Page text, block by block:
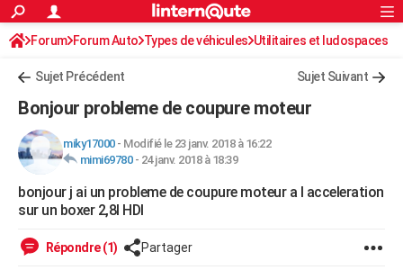
ACTUALITÉS
Politique
Société
Faits Divers
Education
Monde
Villes
+
FINANCE
Retraite
Impôts
Epargne
Immobilier
Risques naturels par ville
Banque
Assurance
Crédit
AUTO
Essais
Réserver un essai
Citadines
Berlines
SUV
Forum auto
+HIGH-TECH
Mobiles
Meilleur smartphone
Internet
Ordinateurs
Jeux vidéo
Guide high-tech
BRICOLAGE
Rechercher
S'inscrire
Connexion
Forum Forum Auto Types de véhicules Utilitaires et ludospaces
Sujet Précédent Sujet Suivant
Bonjour probleme de coupure moteur
miky17000- Modifié le 23 janv. 2018 à 16:22
mimi69780- 24 janv. 2018 à 18:39
bonjour j ai un probleme de coupure moteur a l acceleration
sur un boxer 2,8l HDI
Répondre (1) Partager